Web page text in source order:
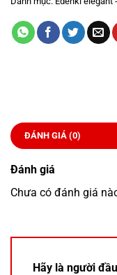
ĐÁNH GIÁ (0)
Đánh giá
Chưa có đánh giá
Hãy là người